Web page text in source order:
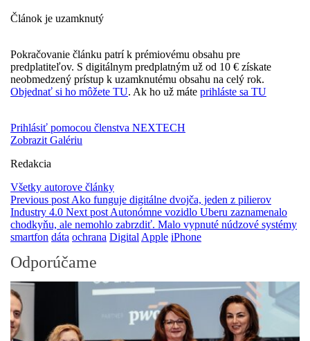
Článok je uzamknutý
Pokračovanie článku patrí k prémiovému obsahu pre
predplatiteľov. S digitálnym predplatným už od 10 € získate
neobmedzený prístup k uzamknutému obsahu na celý rok.
Objednať si ho môžete TU. Ak ho už máte prihláste sa TU
Prihlásiť pomocou členstva NEXTECH
Zobrazit Galériu
Redakcia
Všetky autorove články
Previous post Ako funguje digitálne dvojča, jeden z pilierov
Industry 4.0 Next post Autonómne vozidlo Uberu zaznamenalo
chodkyňu, ale nemohlo zabrzdiť. Malo vypnuté núdzové systémy
smartfon dáta ochrana Digital Apple iPhone
Odporúčame